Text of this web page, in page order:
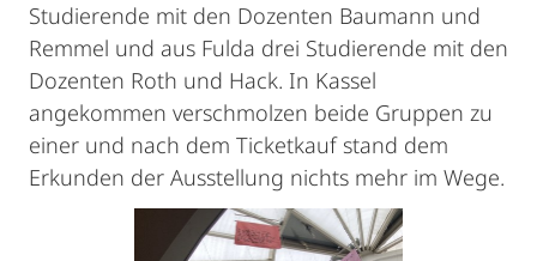
Studierende mit den Dozenten Baumann und
Remmel und aus Fulda drei Studierende mit den
Dozenten Roth und Hack. In Kassel
angekommen verschmolzen beide Gruppen zu
einer und nach dem Ticketkauf stand dem
Erkunden der Ausstellung nichts mehr im Wege.